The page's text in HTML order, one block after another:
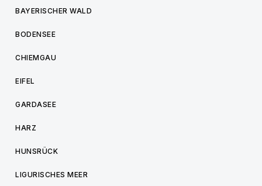
BAYERISCHER WALD
BODENSEE
CHIEMGAU
EIFEL
GARDASEE
HARZ
HUNSRÜCK
LIGURISCHES MEER